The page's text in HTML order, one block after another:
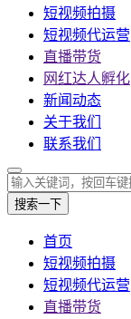
短视频拍摄
短视频代运营
直播带货
网红达人孵化
新闻动态
关于我们
联系我们
搜索一下
首页
短视频拍摄
短视频代运营
直播带货